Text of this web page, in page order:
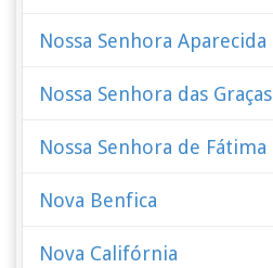
Nossa Senhora Aparecida
Nossa Senhora das Graças
Nossa Senhora de Fátima
Nova Benfica
Nova Califórnia